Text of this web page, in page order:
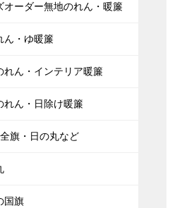
オーダー無地のれん・暖簾
ん・ゆ暖簾
れん・インテリア暖簾
れん・日除け暖簾
旗・日の丸など
国旗